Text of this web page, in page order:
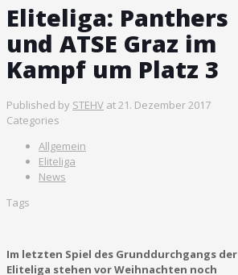
Eliteliga: Panthers
und ATSE Graz im
Kampf um Platz 3
Published by STEHV at21. Dezember 2017
Categories
Allgemein
Eliteliga
News
Tags
Im letzten Spiel des Grunddurchgangs der
Eliteliga stehen vor Weihnachten noch